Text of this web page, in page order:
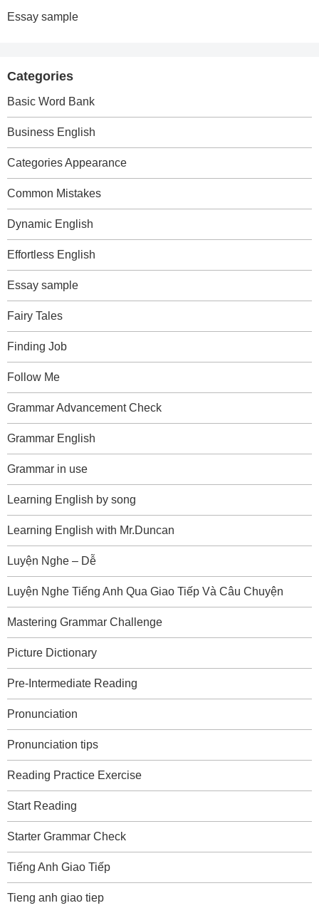
Essay sample
Categories
Basic Word Bank
Business English
Categories Appearance
Common Mistakes
Dynamic English
Effortless English
Essay sample
Fairy Tales
Finding Job
Follow Me
Grammar Advancement Check
Grammar English
Grammar in use
Learning English by song
Learning English with Mr.Duncan
Luyện Nghe – Dễ
Luyện Nghe Tiếng Anh Qua Giao Tiếp Và Câu Chuyện
Mastering Grammar Challenge
Picture Dictionary
Pre-Intermediate Reading
Pronunciation
Pronunciation tips
Reading Practice Exercise
Start Reading
Starter Grammar Check
Tiếng Anh Giao Tiếp
Tieng anh giao tiep